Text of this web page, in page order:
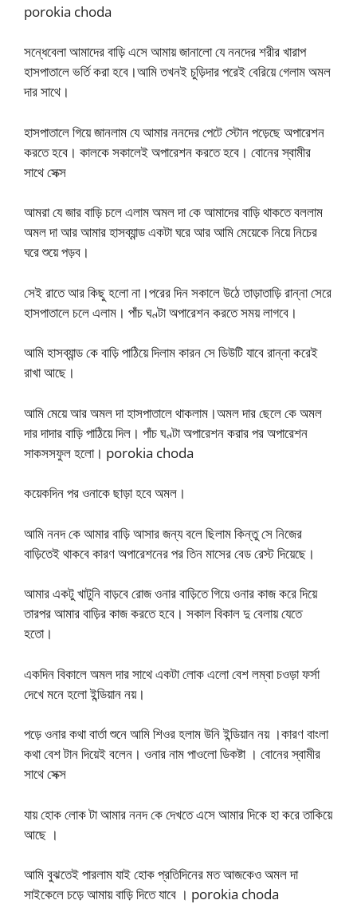
porokia choda
সন্ধেবেলা আমাদের বাড়ি এসে আমায় জানালো যে ননদের শরীর খারাপ
হাসপাতালে ভর্তি করা হবে।আমি তখনই চুড়িদার পরেই বেরিয়ে গেলাম অমল
দার সাথে।
হাসপাতালে গিয়ে জানলাম যে আমার ননদের পেটে স্টোন পড়েছে অপারেশন
করতে হবে। কালকে সকালেই অপারেশন করতে হবে। বোনের স্বামীর
সাথে সেক্স
আমরা যে জার বাড়ি চলে এলাম অমল দা কে আমাদের বাড়ি থাকতে বললাম
অমল দা আর আমার হাসব্যান্ড একটা ঘরে আর আমি মেয়েকে নিয়ে নিচের
ঘরে শুয়ে পড়ব।
সেই রাতে আর কিছু হলো না।পরের দিন সকালে উঠে তাড়াতাড়ি রান্না সেরে
হাসপাতালে চলে এলাম। পাঁচ ঘণ্টা অপারেশন করতে সময় লাগবে।
আমি হাসব্যান্ড কে বাড়ি পাঠিয়ে দিলাম কারন সে ডিউটি যাবে রান্না করেই
রাখা আছে।
আমি মেয়ে আর অমল দা হাসপাতালে থাকলাম।অমল দার ছেলে কে অমল
দার দাদার বাড়ি পাঠিয়ে দিল। পাঁচ ঘণ্টা অপারেশন করার পর অপারেশন
সাকসসফুল হলো। porokia choda
কয়েকদিন পর ওনাকে ছাড়া হবে অমল।
আমি ননদ কে আমার বাড়ি আসার জন্য বলে ছিলাম কিন্তু সে নিজের
বাড়িতেই থাকবে কারণ অপারেশনের পর তিন মাসের বেড রেস্ট দিয়েছে।
আমার একটু খাটুনি বাড়বে রোজ ওনার বাড়িতে গিয়ে ওনার কাজ করে দিয়ে
তারপর আমার বাড়ির কাজ করতে হবে। সকাল বিকাল দু বেলায় যেতে
হতো।
একদিন বিকালে অমল দার সাথে একটা লোক এলো বেশ লম্বা চওড়া ফর্সা
দেখে মনে হলো ইন্ডিয়ান নয়।
পড়ে ওনার কথা বার্তা শুনে আমি শিওর হলাম উনি ইন্ডিয়ান নয় ।কারণ বাংলা
কথা বেশ টান দিয়েই বলেন। ওনার নাম পাওলো ডিকষ্টা । বোনের স্বামীর
সাথে সেক্স
যায় হোক লোক টা আমার ননদ কে দেখতে এসে আমার দিকে হা করে তাকিয়ে
আছে ।
আমি বুঝতেই পারলাম যাই হোক প্রতিদিনের মত আজকেও অমল দা
সাইকেলে চড়ে আমায় বাড়ি দিতে যাবে । porokia choda